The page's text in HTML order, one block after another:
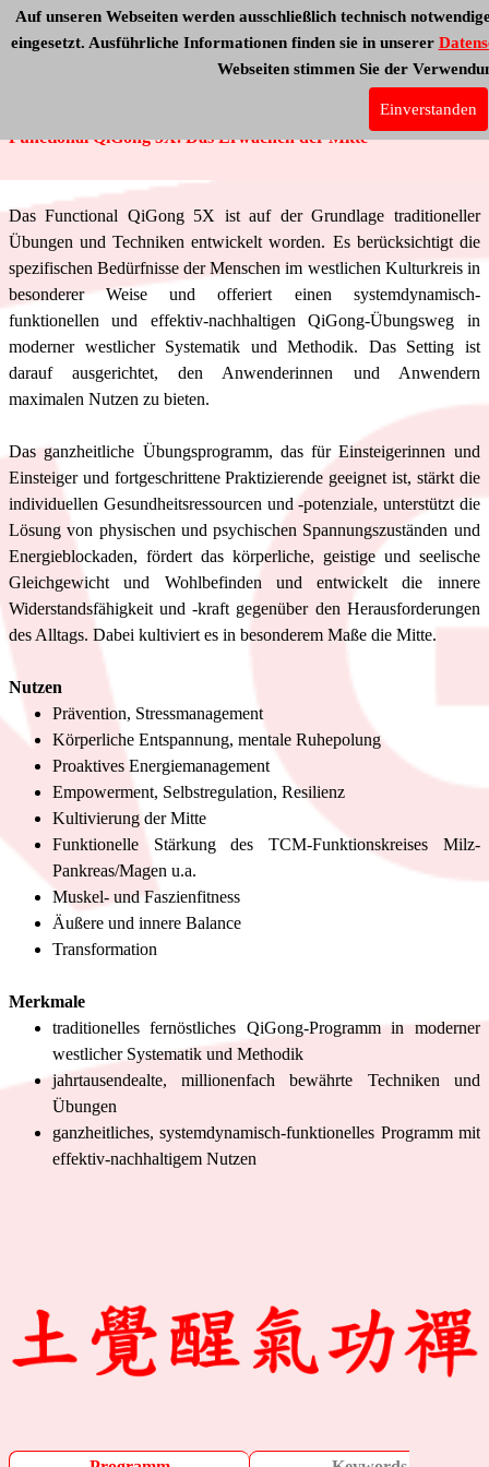
Auf unseren Webseiten werden ausschließlich technisch
eingesetzt. Ausführliche Informationen finden sie in unserer
Webseiten stimmen Sie der
Einverstanden
Functional QiGong 5X. Das Erwachen der Mitte
Das Functional QiGong 5X ist auf der Grundlage traditioneller
Übungen und Techniken entwickelt worden. Es berücksichtigt die
spezifischen Bedürfnisse der Menschen im westlichen Kulturkreis in
besonderer Weise und offeriert einen systemdynamisch-
funktionellen und effektiv-nachhaltigen QiGong-Übungsweg in
moderner westlicher Systematik und Methodik. Das Setting ist
darauf ausgerichtet, den Anwenderinnen und Anwendern
maximalen Nutzen zu bieten.
Das ganzheitliche Übungsprogramm, das für Einsteigerinnen und
Einsteiger und fortgeschrittene Praktizierende geeignet ist, stärkt die
individuellen Gesundheitsressourcen und -potenziale, unterstützt die
Lösung von physischen und psychischen Spannungszuständen und
Energieblockaden, fördert das körperliche, geistige und seelische
Gleichgewicht und Wohlbefinden und entwickelt die innere
Widerstandsfähigkeit und -kraft gegenüber den Herausforderungen
des Alltags. Dabei kultiviert es in besonderem Maße die Mitte.
Nutzen
Prävention, Stressmanagement
Körperliche Entspannung, mentale Ruhepolung
Proaktives Energiemanagement
Empowerment, Selbstregulation, Resilienz
Kultivierung der Mitte
Funktionelle Stärkung des TCM-Funktionskreises Milz-
Pankreas/Magen u.a.
Muskel- und Faszienfitness
Äußere und innere Balance
Transformation
Merkmale
traditionelles fernöstliches QiGong-Programm in moderner
westlicher Systematik und Methodik
jahrtausendealte, millionenfach bewährte Techniken und
Übungen
ganzheitliches, systemdynamisch-funktionelles Programm mit
effektiv-nachhaltigem Nutzen